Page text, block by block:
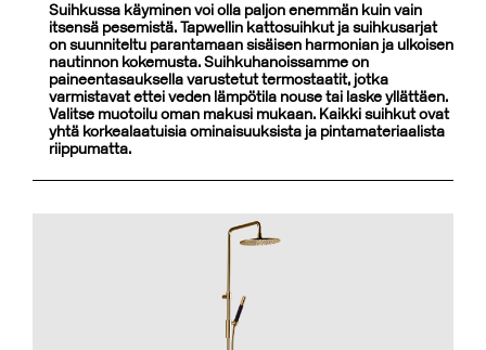
Suihkussa käyminen voi olla paljon enemmän kuin vain
itsensä pesemistä. Tapwellin kattosuihkut ja suihkusarjat
on suunniteltu parantamaan sisäisen harmonian ja ulkoisen
nautinnon kokemusta. Suihkuhanoissamme on
paineentasauksella varustetut termostaatit, jotka
varmistavat ettei veden lämpötila nouse tai laske yllättäen.
Valitse muotoilu oman makusi mukaan. Kaikki suihkut ovat
yhtä korkealaatuisia ominaisuuksista ja pintamateriaalista
riippumatta.